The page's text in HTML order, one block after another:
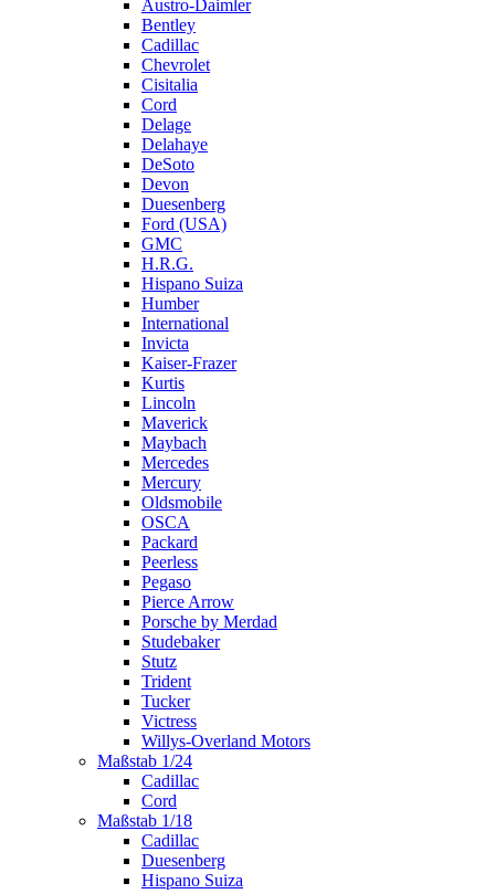
Austro-Daimler
Bentley
Cadillac
Chevrolet
Cisitalia
Cord
Delage
Delahaye
DeSoto
Devon
Duesenberg
Ford (USA)
GMC
H.R.G.
Hispano Suiza
Humber
International
Invicta
Kaiser-Frazer
Kurtis
Lincoln
Maverick
Maybach
Mercedes
Mercury
Oldsmobile
OSCA
Packard
Peerless
Pegaso
Pierce Arrow
Porsche by Merdad
Studebaker
Stutz
Trident
Tucker
Victress
Willys-Overland Motors
Maßstab 1/24
Cadillac
Cord
Maßstab 1/18
Cadillac
Duesenberg
Hispano Suiza